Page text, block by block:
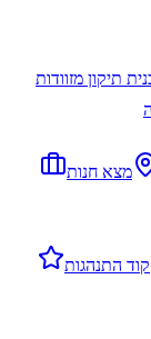
תיקון מזוודות
מצא חנות
קוד התנהגות